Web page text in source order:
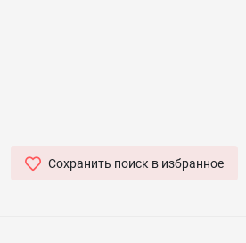
Сохранить поиск в избранное